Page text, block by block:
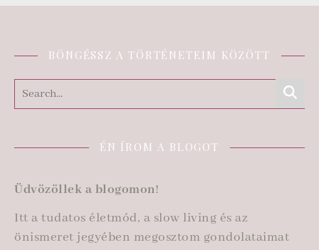
BÖNGÉSSZ A TÖRTÉNETEIM KÖZÖTT
ÉN ÍROM A BLOGOT
Üdvözöllek a blogomon!
Itt a tudatos életmód, a slow living és az
önismeret jegyében megosztom gondolataimat